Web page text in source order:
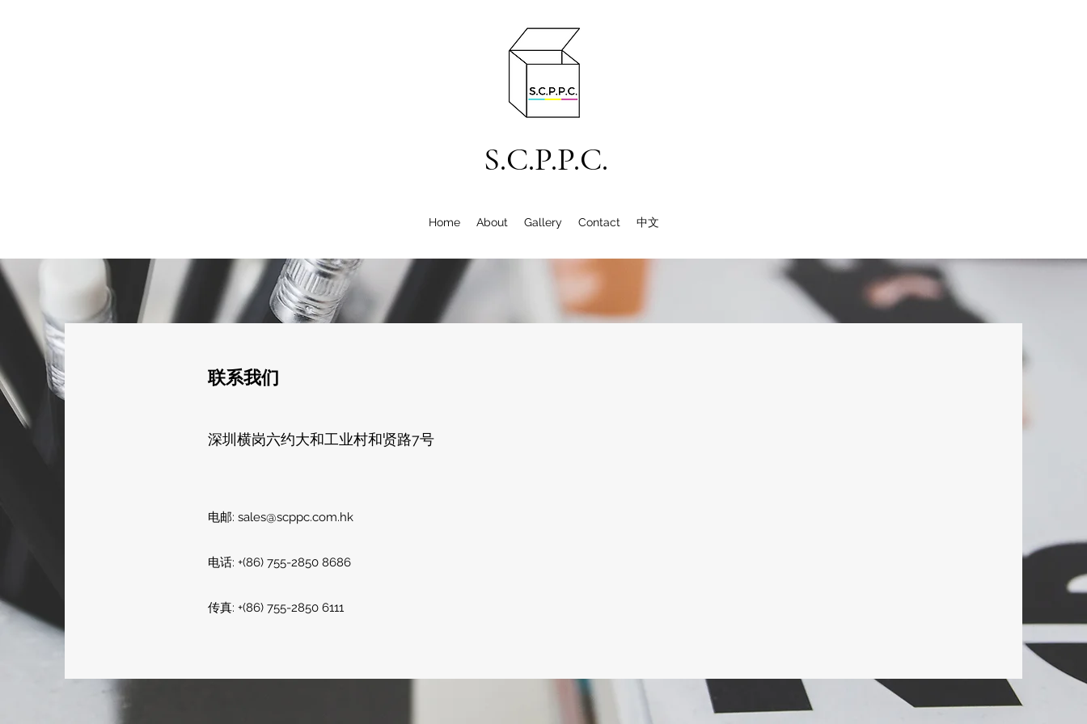
S.C.P.P.C.
Home About Gallery Contact 中文
联系我们
深圳横岗六约大和工业村和贤路7号
电邮: sales@scppc.com.hk
电话: +(86) 755-2850 8686 ​
传真: +(86) 755-2850 6111